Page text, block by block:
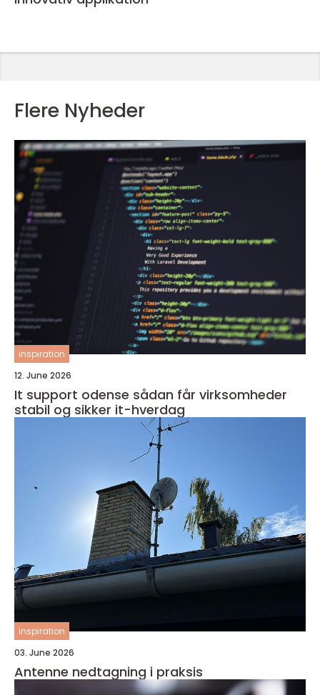
Flere Nyheder
inspiration
12. June 2026
It support odense sådan får virksomheder
stabil og sikker it-hverdag
inspiration
03. June 2026
Antenne nedtagning i praksis